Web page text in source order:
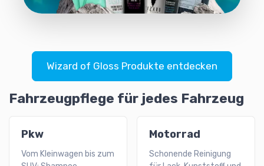
Wizard of Gloss Produkte entdecken
Fahrzeugpflege für jedes Fahrzeug
Pkw
Vom Kleinwagen bis zum
Motorrad
Schonende Reinigung